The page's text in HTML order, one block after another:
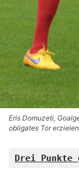
Eris Domuzeti,
obligates Tor
Drei